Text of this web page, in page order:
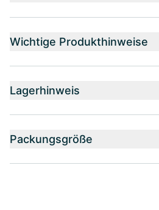
Wichtige Produkthinweise
Lagerhinweis
Packungsgröße